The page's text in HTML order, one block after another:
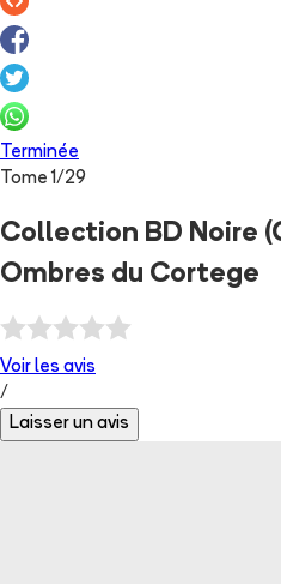
Terminée
Tome1/29
Collection BD Noire
Ombres du Cortege
Voir les avis
/
Laisser un avis